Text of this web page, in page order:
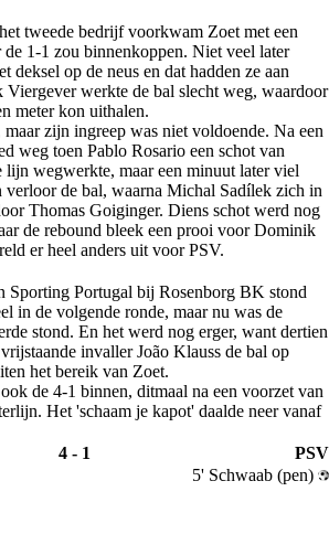
tweede bedrijf voorkwam Zoet met een
1-1 zou binnenkoppen. Niet veel later
deksel op de neus en dat hadden ze aan
werkte de bal slecht weg, waardoor
meter kon uithalen.
maar zijn ingreep was niet voldoende. Na een
weg toen Pablo Rosario een schot van
wegwerkte, maar een minuut later viel
de bal, waarna Michal Sadílek zich in
Thomas Goiginger. Diens schot werd nog
de rebound bleek een prooi voor Dominik
er heel anders uit voor PSV.
Sporting Portugal bij Rosenborg BK stond
in de volgende ronde, maar nu was de
stond. En het werd nog erger, want dertien
invaller João Klauss de bal op
het bereik van Zoet.
de 4-1 binnen, ditmaal na een voorzet van
Het 'schaam je kapot' daalde neer vanaf
4 - 1
PSV
5' Schwaab (pen)